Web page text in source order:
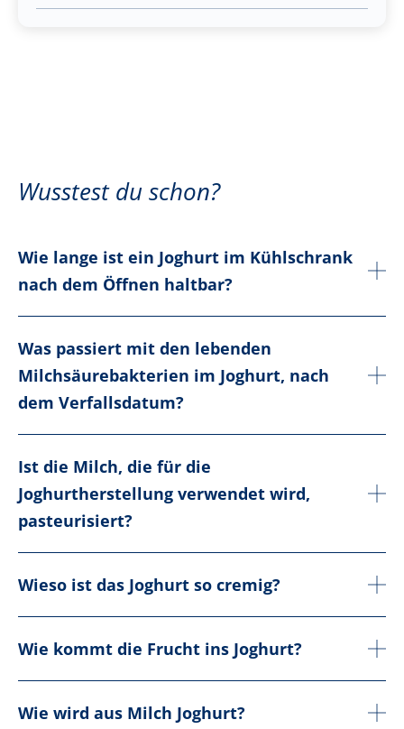
Wusstest du schon?
Wie lange ist ein Joghurt im Kühlschrank
nach dem Öffnen haltbar?
Was passiert mit den lebenden
Milchsäurebakterien im Joghurt, nach
dem Verfallsdatum?
Ist die Milch, die für die
Joghurtherstellung verwendet wird,
pasteurisiert?
Wieso ist das Joghurt so cremig?
Wie kommt die Frucht ins Joghurt?
Wie wird aus Milch Joghurt?